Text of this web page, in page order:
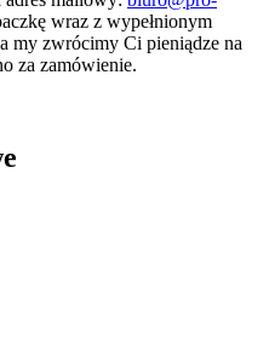
wraz z wypełnionym
my zwrócimy Ci pieniądze na
za zamówienie.